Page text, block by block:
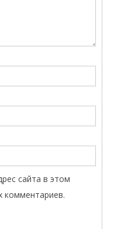
сайта в этом
комментариев.